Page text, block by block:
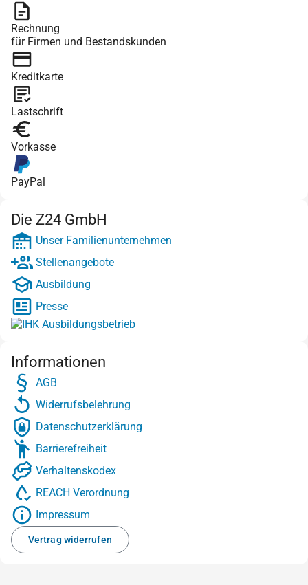
Rechnung
für Firmen und Bestandskunden
Kreditkarte
Lastschrift
Vorkasse
PayPal
Die Z24 GmbH
Unser Familienunternehmen
Stellenangebote
Ausbildung
Presse
Informationen
AGB
Widerrufsbelehrung
Datenschutzerklärung
Barrierefreiheit
Verhaltenskodex
REACH Verordnung
Impressum
Vertrag widerrufen